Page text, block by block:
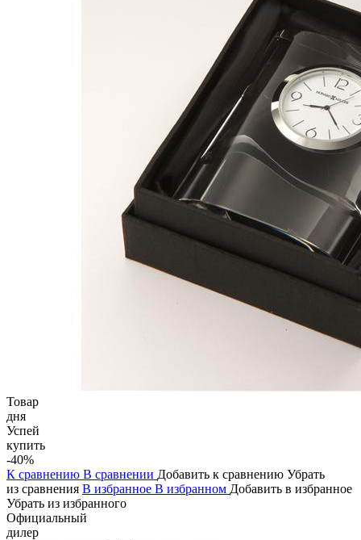
Товар
дня
Успей
купить
-40%
К сравнению В сравнении Добавить к сравнению Убрать
из сравнения В избранное В избранном Добавить в избранное
Убрать из избранного
Официальный
дилер